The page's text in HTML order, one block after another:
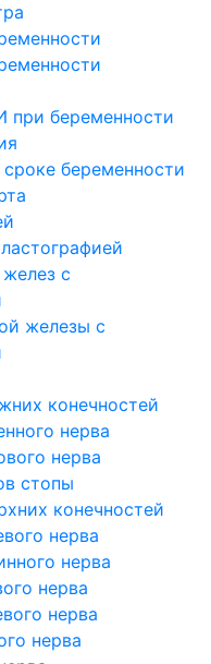
при беременности
беременности
с
железы с
конечностей
нерва
нерва
стопы
конечностей
нерва
нерва
нерва
нерва
нерва